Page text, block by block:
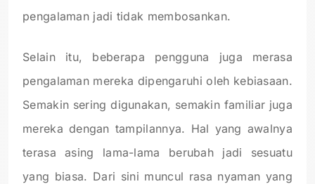
pengalaman jadi tidak membosankan.
Selain itu, beberapa pengguna juga merasa
pengalaman mereka dipengaruhi oleh kebiasaan.
Semakin sering digunakan, semakin familiar juga
mereka dengan tampilannya. Hal yang awalnya
terasa asing lama-lama berubah jadi sesuatu
yang biasa. Dari sini muncul rasa nyaman yang